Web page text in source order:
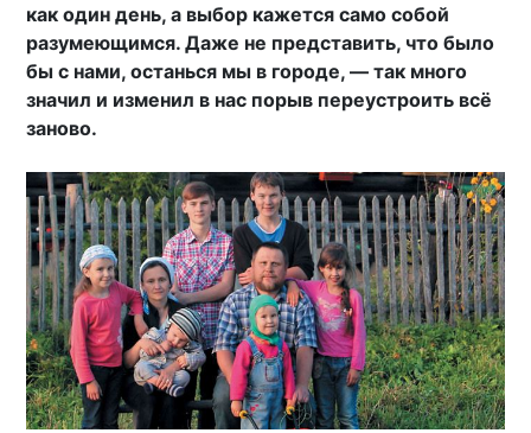
как один день, а выбор кажется само собой
разумеющимся. Даже не представить, что было
бы с нами, останься мы в городе, — так много
значил и изменил в нас порыв переустроить всё
заново.